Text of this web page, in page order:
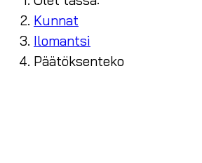
Kunnat
Ilomantsi
Päätöksenteko